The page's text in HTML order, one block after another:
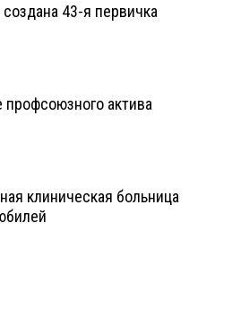
43-я первичка
актива
клиническая больница